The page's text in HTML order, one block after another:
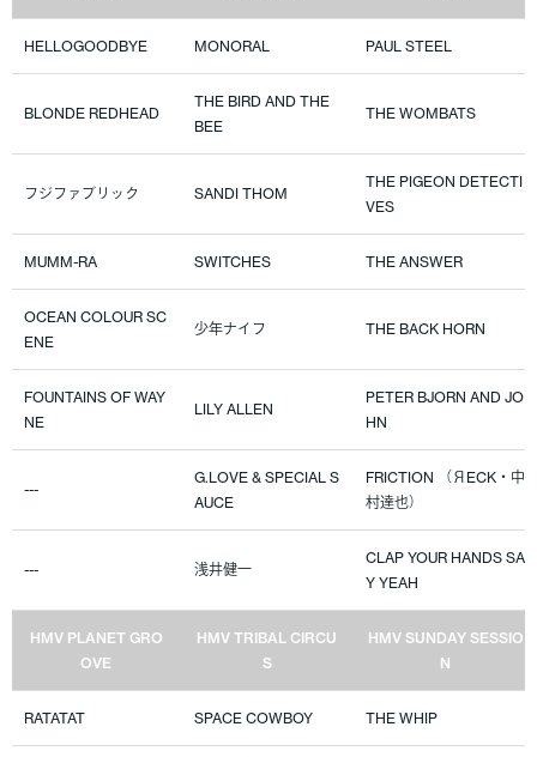
HELLOGOODBYE MONORAL PAUL STEEL
BLONDE REDHEAD
THE BIRD AND THE
BEE
THE WOMBATS
フジファブリック SANDI THOM
THE PIGEON DETECTI
VES
MUMM-RA SWITCHES THE ANSWER
OCEAN COLOUR SC
ENE
少年ナイフ THE BACK HORN
FOUNTAINS OF WAY
NE
LILY ALLEN
PETER BJORN AND JO
HN
---
G.LOVE & SPECIAL S
AUCE
FRICTION （ЯECK・中
村達也）
--- 浅井健一
CLAP YOUR HANDS SA
Y YEAH
HMV PLANET GRO
OVE
HMV TRIBAL CIRCU
S
HMV SUNDAY SESSIO
N
RATATAT SPACE COWBOY THE WHIP